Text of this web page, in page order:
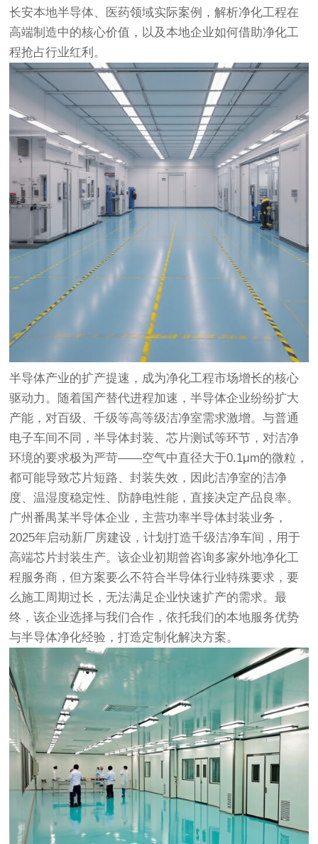
长安本地半导体、医药领域实际案例，解析净化工程在
高端制造中的核心价值，以及本地企业如何借助净化工
程抢占行业红利。
半导体产业的扩产提速，成为净化工程市场增长的核心
驱动力。随着国产替代进程加速，半导体企业纷纷扩大
产能，对百级、千级等高等级洁净室需求激增。与普通
电子车间不同，半导体封装、芯片测试等环节，对洁净
环境的要求极为严苛——空气中直径大于0.1μm的微粒，
都可能导致芯片短路、封装失效，因此洁净室的洁净
度、温湿度稳定性、防静电性能，直接决定产品良率。
广州番禺某半导体企业，主营功率半导体封装业务，
2025年启动新厂房建设，计划打造千级洁净车间，用于
高端芯片封装生产。该企业初期曾咨询多家外地净化工
程服务商，但方案要么不符合半导体行业特殊要求，要
么施工周期过长，无法满足企业快速扩产的需求。最
终，该企业选择与我们合作，依托我们的本地服务优势
与半导体净化经验，打造定制化解决方案。